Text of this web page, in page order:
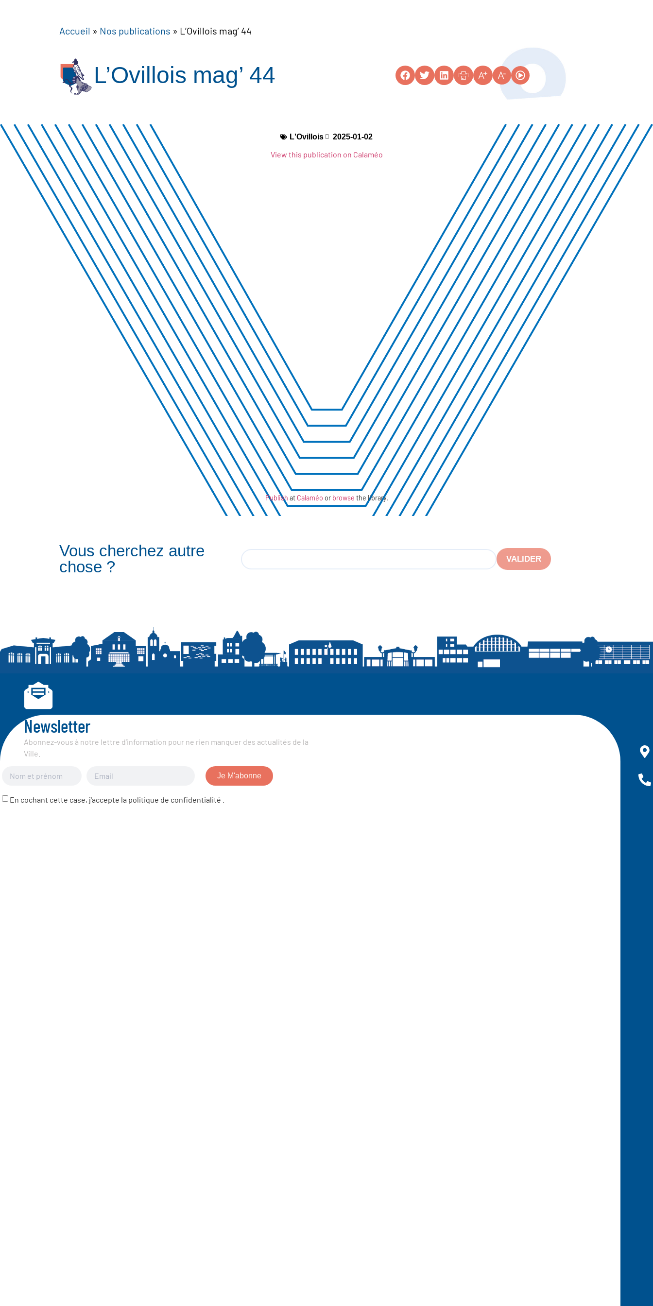
Accueil » Nos publications » L’Ovillois mag’ 44
L’Ovillois mag’ 44
L'Ovillois 2025-01-02
View this publication on Calaméo
Publish at Calaméo or browse the library.
Vous cherchez autre
chose ?
VALIDER
Newsletter
Abonnez-vous à notre lettre d’information pour ne rien manquer des actualités de la
Ville.
En cochant cette case, j'accepte la politique de confidentialité .
Je M'abonne